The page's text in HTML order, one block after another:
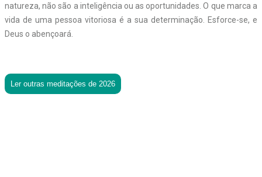
natureza, não são a inteligência ou as oportunidades. O que marca a
vida de uma pessoa vitoriosa é a sua determinação. Esforce-se, e
Deus o abençoará.
Ler outras meditações de 2026